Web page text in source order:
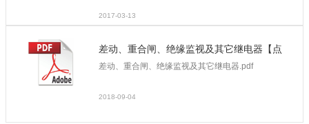
2017-03-13
差动、重合闸、绝缘监视及其它继电器【点
击下载】
差动、重合闸、绝缘监视及其它继电器.pdf
2018-09-04